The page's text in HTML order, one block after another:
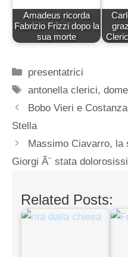
Amadeus ricorda
Fabrizio Frizzi dopo la
sua morte
Categorie
presentatrici
Tag
antonella clerici,
Bobo Vieri e
Stella
Massimo Ciavarro, la
Giorgi Ã¨ stata
Related Posts: